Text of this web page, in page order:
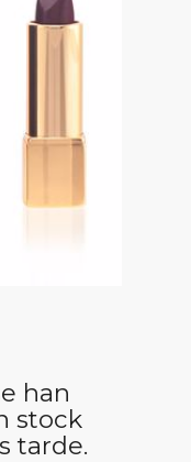
han
stock
tarde.